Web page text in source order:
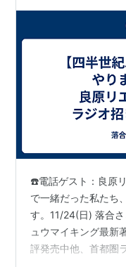
☎️電話ゲスト：良原
で一緒だった私たち
す。11/24(日) 落合
ュウマイキング最新
評発売中他、首都圏